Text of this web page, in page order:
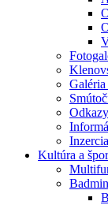
Odkazy
Inzercia
Kultúra a